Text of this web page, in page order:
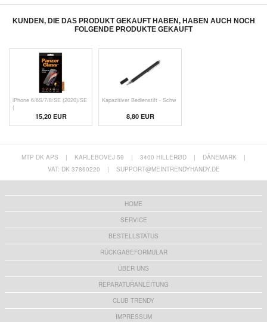
KUNDEN, DIE DAS PRODUKT GEKAUFT HABEN, HABEN AUCH NOCH
FOLGENDE PRODUKTE GEKAUFT
iPhone 6/6S/7/8/SE (2020)/SE
(
15,20 EUR
Kapazitiver Bedienstift - Schw
8,80 EUR
MTP DK APS | KARLEBOVEJ 59 | 3400 HILLERØD | DÄNEMARK
|
VAT: DK 37860220
| SUPPORT@MEINTRENDYHANDY.DE
HOME
SERVICE
BESTELLSTATUS
RÜCKGABEFORMULAR
ÜBER UNS
REPARATURANLEITUNG
CLUB TRENDY
IMPRESSUM